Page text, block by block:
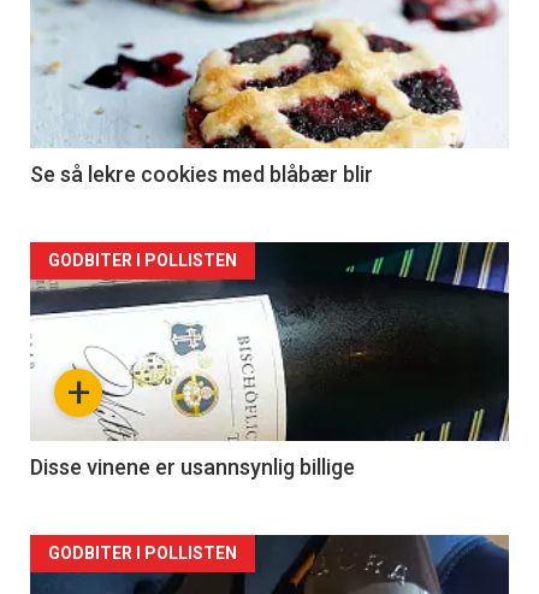
Se så lekre cookies med blåbær blir
Forsiden
akkurat
nå
2
+
GODBITER I POLLISTEN
Disse vinene er usannsynlig billige
Forsiden
GODBITER I POLLISTEN